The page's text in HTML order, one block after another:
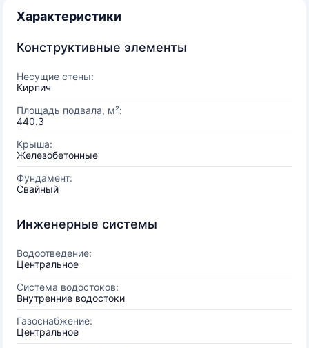
Характеристики
Конструктивные элементы
Несущие стены:
Кирпич
Площадь подвала, м²:
440.3
Крыша:
Железобетонные
Фундамент:
Свайный
Инженерные системы
Водоотведение:
Центральное
Система водостоков:
Внутренние водостоки
Газоснабжение:
Центральное